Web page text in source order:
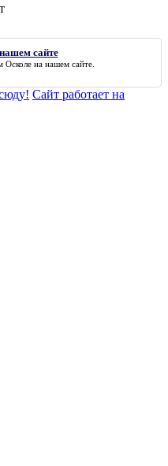
сайте
Осколе на нашем сайте.
Сайт работает на